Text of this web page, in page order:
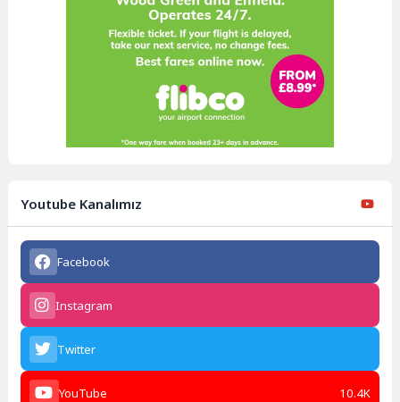
Youtube Kanalımız
Facebook
Instagram
Twitter
YouTube 10.4K